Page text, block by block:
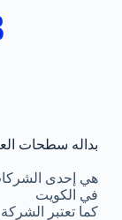
بداله سطحات
هي إحدى
في الكويت
كما تعتبر